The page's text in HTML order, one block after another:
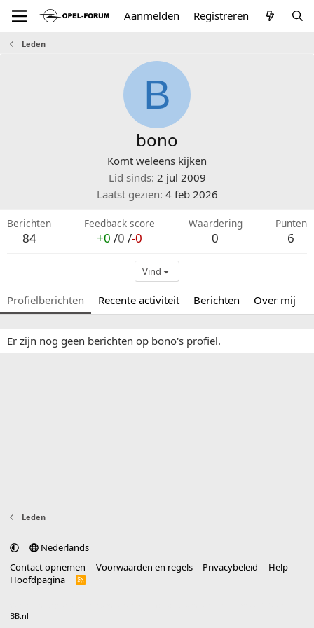
Aanmelden Registreren
Leden
B
bono
Komt weleens kijken
Lid sinds 2 jul 2009
Laatst gezien 4 feb 2026
Berichten
84
Feedback score
+0 /0 /-0
Waardering
0
Punten
6
Vind
Profielberichten Recente activiteit Berichten Over mij
Er zijn nog geen berichten op bono's profiel.
Leden
Nederlands
Contact opnemen
Voorwaarden en regels Privacybeleid
Help
Hoofdpagina
R
BB.nl